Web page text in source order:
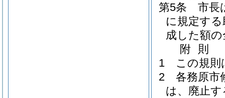
第5条
市長
に規定す
成した額
附 則
1
この規則
2
各務原市
は、廃止す